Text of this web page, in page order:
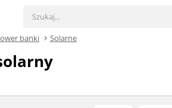
banki Solarne